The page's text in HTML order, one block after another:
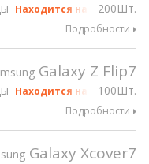
200Шт.
Находится на gsmX Hong
Подробности
Galaxy Z Flip7
100Шт.
Находится на gsmX Hong
Подробности
Galaxy Xcover7